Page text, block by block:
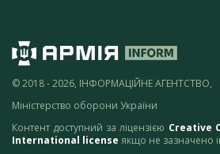
© 2018 - 2026, ІНФОРМАЦІЙНЕ АГЕНТСТВО,
Міністерство оборони України
Контент доступний за ліцензією Creative
International license якщо не зазначено